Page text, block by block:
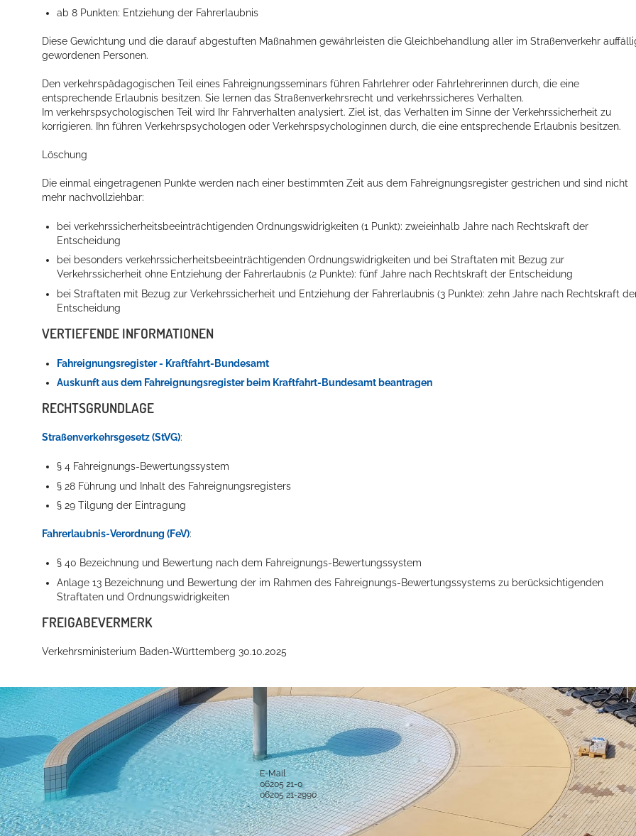
mehr dazu...
ab 8 Punkten: Entziehung der Fahrerlaubnis
Diese Gewichtung und die darauf abgestuften Maßnahmen gewährleisten die Gleichbehandlung aller im Straßenverkehr
gewordenen Personen.
Den verkehrspädagogischen Teil eines Fahreignungsseminars führen Fahrlehrer oder Fahrlehrerinnen durch, die eine
entsprechende Erlaubnis besitzen. Sie lernen das Straßenverkehrsrecht und verkehrssicheres Verhalten.
Im verkehrspsychologischen Teil wird Ihr Fahrverhalten analysiert. Ziel ist, das Verhalten im Sinne der Verkehrssicherheit zu
korrigieren. Ihn führen Verkehrspsychologen oder Verkehrspsychologinnen durch, die eine entsprechende Erlaubnis besitzen.
Löschung
Die einmal eingetragenen Punkte werden nach einer bestimmten Zeit aus dem Fahreignungsregister gestrichen und sind nicht
mehr nachvollziehbar:
beiverkehrssicherheitsbeeinträchtigendenOrdnungswidrigkeiten (1 Punkt): zweieinhalb Jahre nach Rechtskraft der
Entscheidung
bei besondersverkehrssicherheitsbeeinträchtigendenOrdnungswidrigkeiten und bei Straftaten mit Bezug zur
Verkehrssicherheit ohne Entziehung der Fahrerlaubnis (2 Punkte): fünf Jahre nach Rechtskraft der Entscheidung
bei Straftaten mit Bezug zur Verkehrssicherheit und Entziehung der Fahrerlaubnis (3 Punkte): zehn Jahre nach Rechtskraft
Entscheidung
VERTIEFENDE INFORMATIONEN
Fahreignungsregister - Kraftfahrt-Bundesamt
Auskunft aus dem Fahreignungsregister beim Kraftfahrt-Bundesamt beantragen
RECHTSGRUNDLAGE
Straßenverkehrsgesetz (StVG):
§ 4 Fahreignungs-Bewertungssystem
§ 28 Führung und Inhalt des Fahreignungsregisters
§ 29 Tilgung der Eintragung
Fahrerlaubnis-Verordnung (FeV):
§ 40 Bezeichnung und Bewertung nach dem Fahreignungs-Bewertungssystem
Anlage 13 Bezeichnung und Bewertung der im Rahmen des Fahreignungs-Bewertungssystems zu berücksichtigenden
Straftaten und Ordnungswidrigkeiten
FREIGABEVERMERK
Verkehrsministerium Baden-Württemberg 30.10.2025
Anschrift und Bankverbindung
Stadt Hockenheim
Rathausstraße 1
68766 Hockenheim
Postanschrift
Postfach 15 48
68758 Hockenheim
Kontakt
Alle Ansprechpartner
E-Mail
06205 21-0
06205 21-2990
Öffnungszeiten
Mo - Fr:
08 - 12 Uhr
14 - 18 Uhr
geschlossen
Öffnungszeiten Bürgerbüro
Mo, Di, Do:
08 - 12 Uhr
14 - 15.30 Uhr